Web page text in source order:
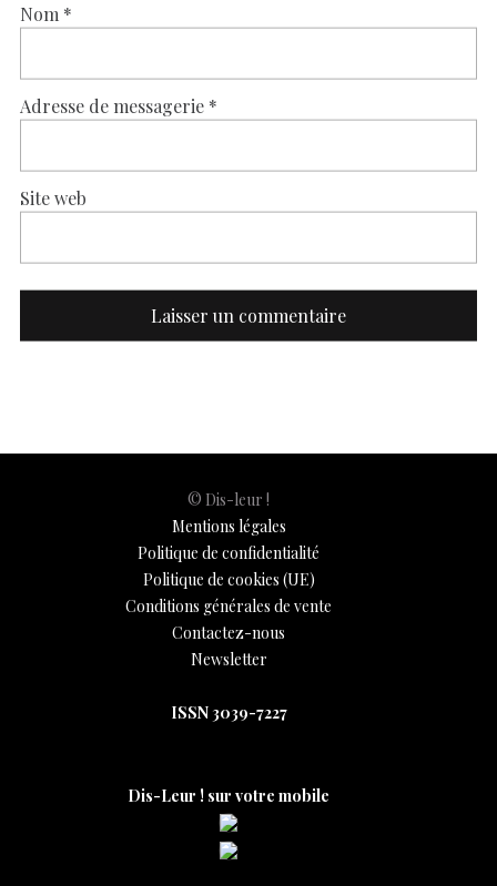
Nom *
Adresse de messagerie *
Site web
© Dis-leur !
Mentions légales
Politique de confidentialité
Politique de cookies (UE)
Conditions générales de vente
Contactez-nous
Newsletter
ISSN 3039-7227
Dis-Leur ! sur votre mobile